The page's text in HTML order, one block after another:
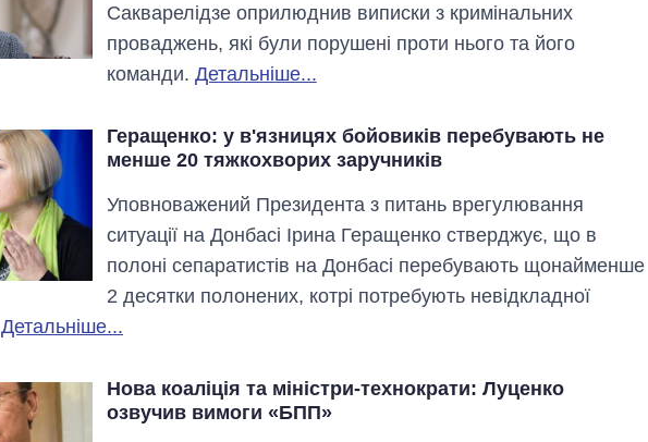
Сакварелідзе оприлюднив виписки з кримінальних
проваджень, які були порушені проти нього та його
команди. Детальніше...
Геращенко: у в'язницях бойовиків перебувають не
менше 20 тяжкохворих заручників
Уповноважений Президента з питань врегулювання
ситуації на Донбасі Ірина Геращенко стверджує, що в
полоні сепаратистів на Донбасі перебувають щонайменше
2 десятки полонених, котрі потребують невідкладної
Детальніше...
Нова коаліція та міністри-технократи: Луценко
озвучив вимоги «БПП»
Вісім масованих
головною ціллю